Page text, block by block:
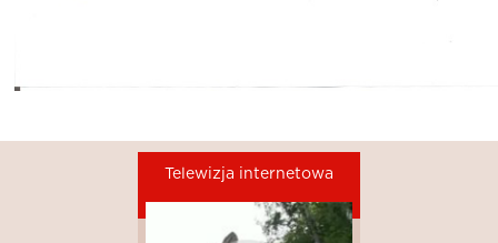
Telewizja internetowa